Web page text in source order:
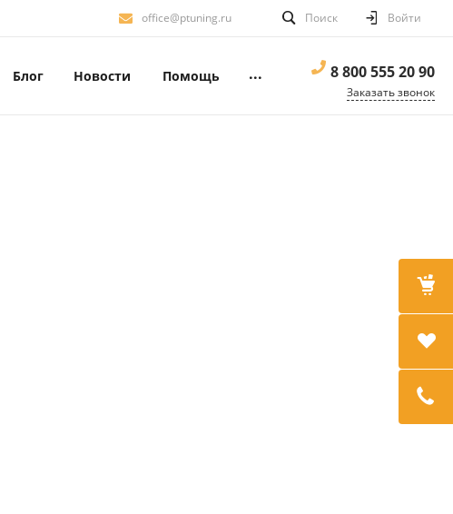
office@ptuning.ru Поиск Войти
Блог Новости Помощь ... 8 800 555 20 90
Заказать звонок